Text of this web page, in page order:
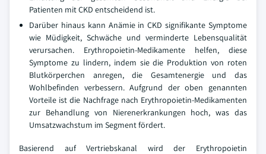
Patienten mit CKD entscheidend ist.
Darüber hinaus kann Anämie in CKD signifikante Symptome
wie Müdigkeit, Schwäche und verminderte Lebensqualität
verursachen. Erythropoietin-Medikamente helfen, diese
Symptome zu lindern, indem sie die Produktion von roten
Blutkörperchen anregen, die Gesamtenergie und das
Wohlbefinden verbessern. Aufgrund der oben genannten
Vorteile ist die Nachfrage nach Erythropoietin-Medikamenten
zur Behandlung von Nierenerkrankungen hoch, was das
Umsatzwachstum im Segment fördert.
Basierend auf Vertriebskanal wird der Erythropoietin